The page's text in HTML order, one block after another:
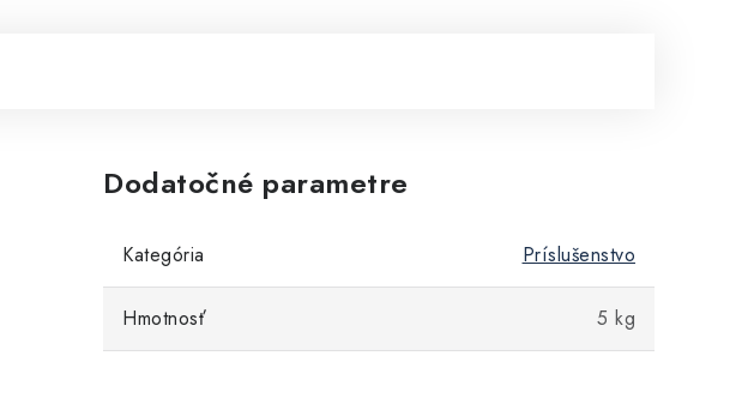
Dodatočné parametre
Kategória Príslušenstvo
Hmotnosť 5 kg